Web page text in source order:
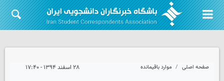
صفحه اصلی موارد باقیمانده ۲۸ اسفند ۱۳۹۴ - ۱۷:۴۰